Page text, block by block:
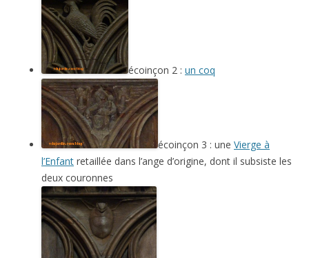
écoinçon 2 : un coq
écoinçon 3 : une Vierge à
l’Enfant retaillée dans l’ange d’origine, dont il subsiste les
deux couronnes